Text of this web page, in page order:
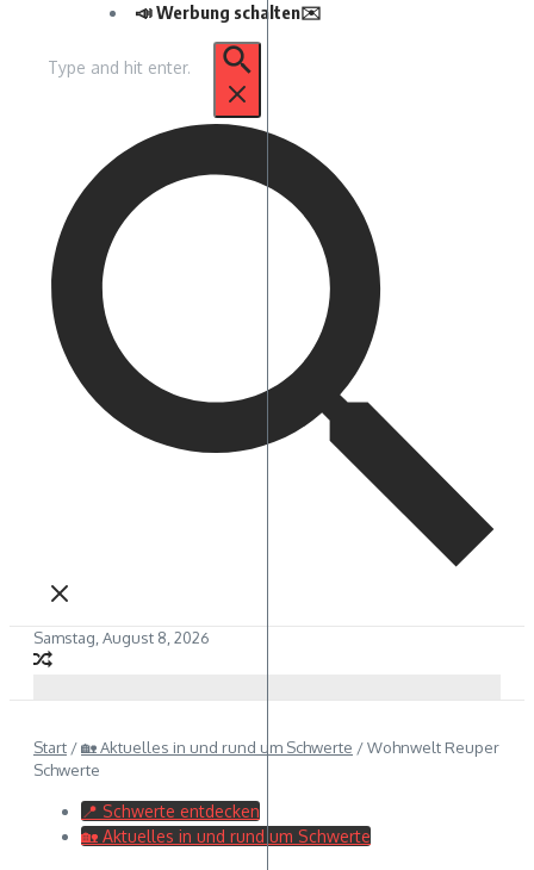
📣 Werbung schalten✉️
nach:
Samstag, August 8, 2026
Start /🏡 Aktuelles in und rund um Schwerte /Wohnwelt Reuper
Schwerte
📍 Schwerte entdecken
🏡 Aktuelles in und rund um Schwerte